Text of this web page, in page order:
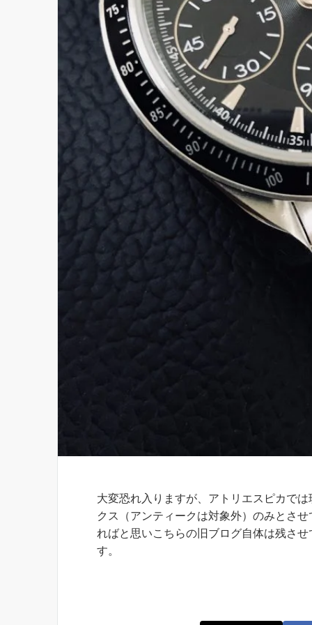
大変恐れ入りますが、アトリエスピカで
クス（アンティークは対象外）のみとさ
ればと思いこちらの旧ブログ自体は残さ
す。